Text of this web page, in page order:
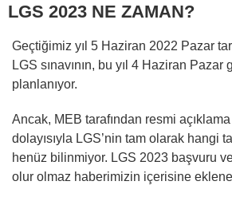
LGS 2023 NE ZAMAN?
Geçtiğimiz yıl 5 Haziran 2022 Pazar
LGS sınavının, bu yıl 4 Haziran
planlanıyor.
Ancak, MEB tarafından resmi
dolayısıyla LGS’nin tam olarak hangi
henüz bilinmiyor. LGS 2023 başvuru
olur olmaz haberimizin içerisine